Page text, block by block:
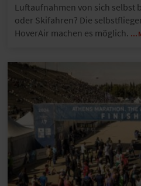
Luftaufnahmen von sich selbst
oder Skifahren? Die
HoverAir machen es möglich.